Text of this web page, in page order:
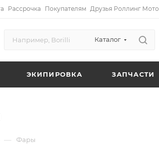
Рассрочка Покупателям Друзья Роллинг Мото
Каталог
ЭКИПИРОВКА ЗАПЧАСТИ
— Фары